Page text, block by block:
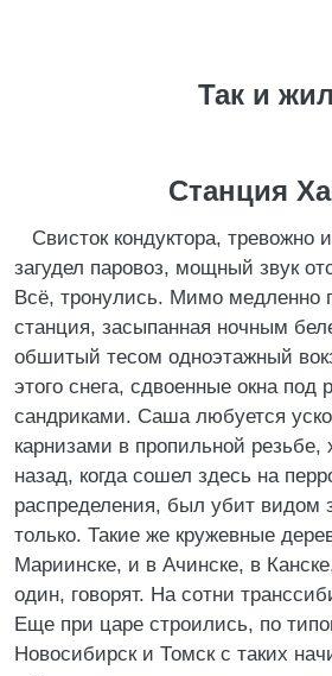
Так и
Станция
Свисток кондуктора, тревожно
загудел паровоз, мощный звук
Всё, тронулись. Мимо медленно
станция, засыпанная ночным
обшитый тесом одноэтажный
этого снега, сдвоенные окна под
сандриками. Саша любуется
карнизами в пропильной резьбе,
назад, когда сошел здесь на
распределения, был убит видом
только. Такие же кружевные
Мариинске, и в Ачинске, в
один, говорят. На сотни
Еще при царе строились, по
Новосибирск и Томск с таких